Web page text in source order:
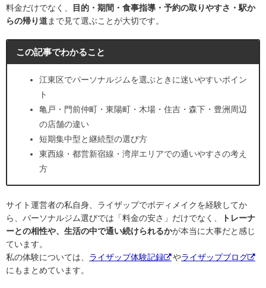
料金だけでなく、
目的・期間・食事指導・予約の取りやすさ・駅か
らの帰り道まで見て選ぶことが大切です。
この記事でわかること
江東区でパーソナルジムを選ぶときに迷いやすいポイン
ト
亀戸・門前仲町・東陽町・木場・住吉・森下・豊洲周辺
の店舗の違い
短期集中型と継続型の選び方
東西線・都営新宿線・湾岸エリアでの通いやすさの考え
方
サイト運営者の私自身、ライザップでボディメイクを経験してか
ら、パーソナルジム選びでは「料金の安さ」だけでなく、
トレーナ
ーとの相性や、生活の中で通い続けられるかが本当に大事だと感じ
ています。
私の体験については、 ライザップ体験記録 やライザップブログ
にもまとめています。